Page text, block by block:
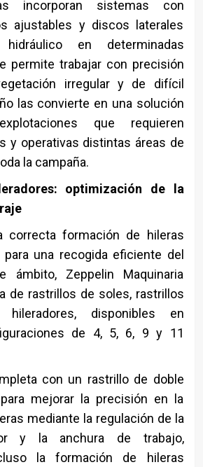
incorporan sistemas con
ajustables y discos laterales
en determinadas
permite trabajar con precisión
irregular y de difícil
las convierte en una solución
que requieren
y operativas distintas áreas de
la campaña.
optimización de la
correcta formación de hileras
una recogida eficiente del
ámbito, Zeppelin Maquinaria
de rastrillos de soles, rastrillos
disponibles en
de 4, 5, 6, 9 y 11
con un rastrillo de doble
mejorar la precisión en la
mediante la regulación de la
y la anchura de trabajo,
la formación de hileras